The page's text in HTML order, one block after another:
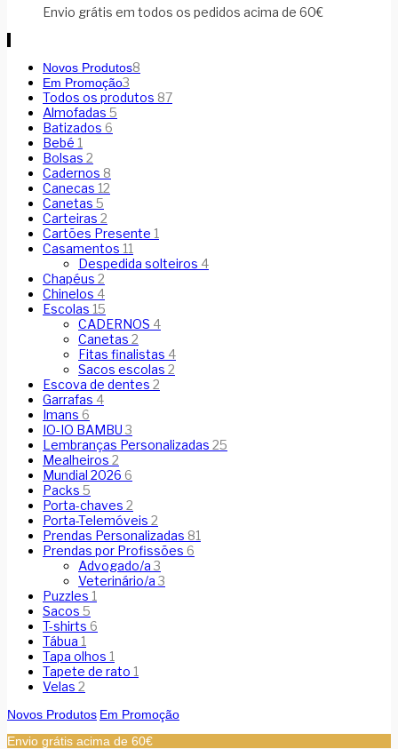
Envio grátis em todos os pedidos acima de 60€
Novos Produtos8
Em Promoção3
Todos os produtos 87
Almofadas 5
Batizados 6
Bebé 1
Bolsas 2
Cadernos 8
Canecas 12
Canetas 5
Carteiras 2
Cartões Presente 1
Casamentos 11
Despedida solteiros 4
Chapéus 2
Chinelos 4
Escolas 15
CADERNOS 4
Canetas 2
Fitas finalistas 4
Sacos escolas 2
Escova de dentes 2
Garrafas 4
Imans 6
IO-IO BAMBU3
Lembranças Personalizadas 25
Mealheiros 2
Mundial 2026 6
Packs 5
Porta-chaves 2
Porta-Telemóveis 2
Prendas Personalizadas 81
Prendas por Profissões 6
Advogado/a3
Veterinário/a3
Puzzles 1
Sacos 5
T-shirts 6
Tábua 1
Tapa olhos 1
Tapete de rato 1
Velas 2
Novos Produtos Em Promoção
Envio grátis acima de 60€